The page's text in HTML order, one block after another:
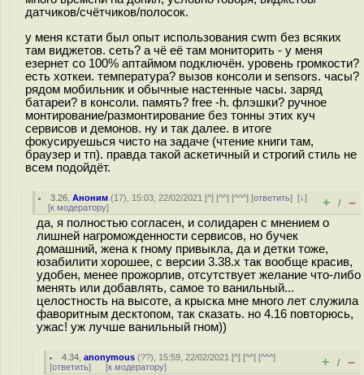
датчиков/счётчиков/полосок.
у меня кстати был опыт использования cwm без всяких
там виджетов. сеть? а чё её там мониторить - у меня
езернет со 100% аптаймом подключён. уровень громкости?
есть хоткеи. температура? вызов консоли и sensors. часы?
рядом мобильник и обычные настенные часы. заряд
батареи? в консоли. память? free -h. флэшки? ручное
монтирование/размонтирование без тонны этих куч
сервисов и демонов. ну и так далее. в итоге
фокусируешься чисто на задаче (чтение книги там,
браузер и тп). правда такой аскетичный и строгий стиль не
всем подойдёт.
3.26 ,Аноним (17), 15:03, 22/02/2021 [^] [^^] [^^^] [ответить][↓]
[к модератору] + / –
да, я полностью согласен, и солидарен с мнением о
лишней нагроможденности сервисов, но бучек
домашний, жена к гному привыкла, да и детки тоже,
юзабилити хорошее, с версии 3.38.х так вообще красив,
удобен, менее прожорлив, отсутствует желание что-либо
менять или добавлять, самое то ванильный...
целостность на высоте, а крыска мне много лет служила
фаворитным десктопом, так сказать. но 4.16 повторюсь,
ужас! уж лучше ванильный гном))
4.34 ,anonymous (??), 15:59, 22/02/2021 [^] [^^] [^^^]
[ответить] [к модератору] + / –